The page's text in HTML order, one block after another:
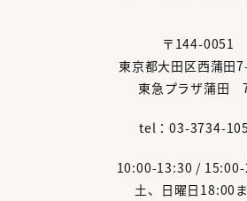
〒144-0051
東京都大田区西蒲田
東急プラザ蒲田
tel：03-3734-
10:00-13:30 /
土、日曜日18:00